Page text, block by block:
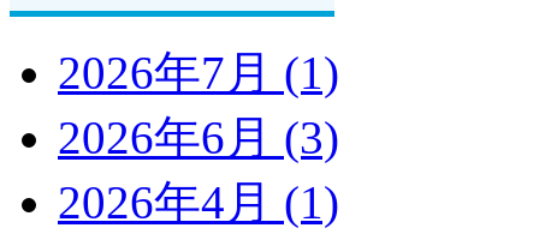
2026年7月 (1)
2026年6月 (3)
2026年4月 (1)